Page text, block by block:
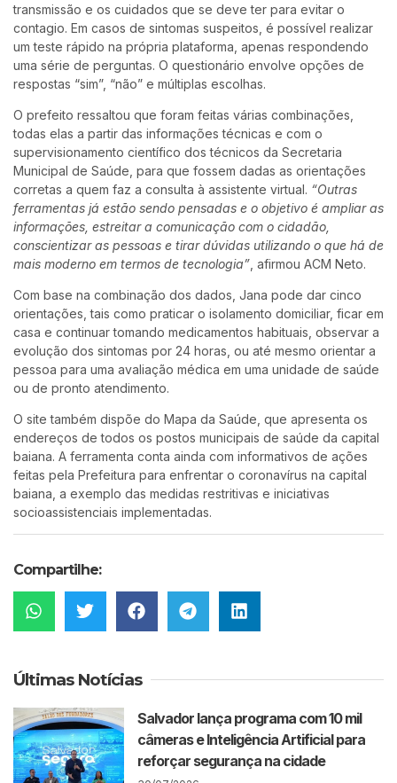
transmissão e os cuidados que se deve ter para evitar o
contagio. Em casos de sintomas suspeitos, é possível realizar
um teste rápido na própria plataforma, apenas respondendo
uma série de perguntas. O questionário envolve opções de
respostas “sim”, “não” e múltiplas escolhas.
O prefeito ressaltou que foram feitas várias combinações,
todas elas a partir das informações técnicas e com o
supervisionamento científico dos técnicos da Secretaria
Municipal de Saúde, para que fossem dadas as orientações
corretas a quem faz a consulta à assistente virtual. “Outras
ferramentas já estão sendo pensadas e o objetivo é ampliar as
informações, estreitar a comunicação com o cidadão,
conscientizar as pessoas e tirar dúvidas utilizando o que há de
mais moderno em termos de tecnologia” , afirmou ACM Neto.
Com base na combinação dos dados, Jana pode dar cinco
orientações, tais como praticar o isolamento domiciliar, ficar em
casa e continuar tomando medicamentos habituais, observar a
evolução dos sintomas por 24 horas, ou até mesmo orientar a
pessoa para uma avaliação médica em uma unidade de saúde
ou de pronto atendimento.
O site também dispõe do Mapa da Saúde, que apresenta os
endereços de todos os postos municipais de saúde da capital
baiana. A ferramenta conta ainda com informativos de ações
feitas pela Prefeitura para enfrentar o coronavírus na capital
baiana, a exemplo das medidas restritivas e iniciativas
socioassistenciais implementadas.
Compartilhe:
Últimas Notícias
Salvador lança programa com 10 mil
câmeras e Inteligência Artificial para
reforçar segurança na cidade